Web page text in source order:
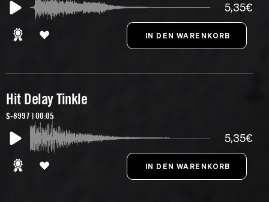
5,35€
Hit Delay Tinkle
S-8997 | 00:05
5,35€